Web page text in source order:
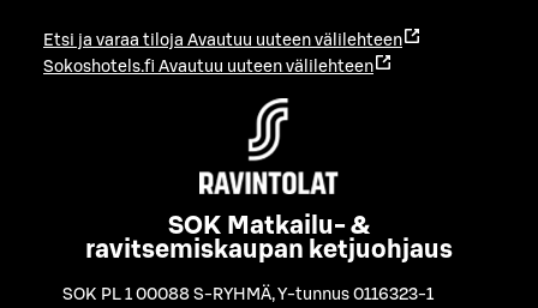
Etsi ja varaa tiloja Avautuu uuteen välilehteen
Sokoshotels.fi Avautuu uuteen välilehteen
SOK Matkailu- &
ravitsemiskaupan ketjuohjaus
SOK PL 1 00088 S-RYHMÄ,Y-tunnus 0116323-1